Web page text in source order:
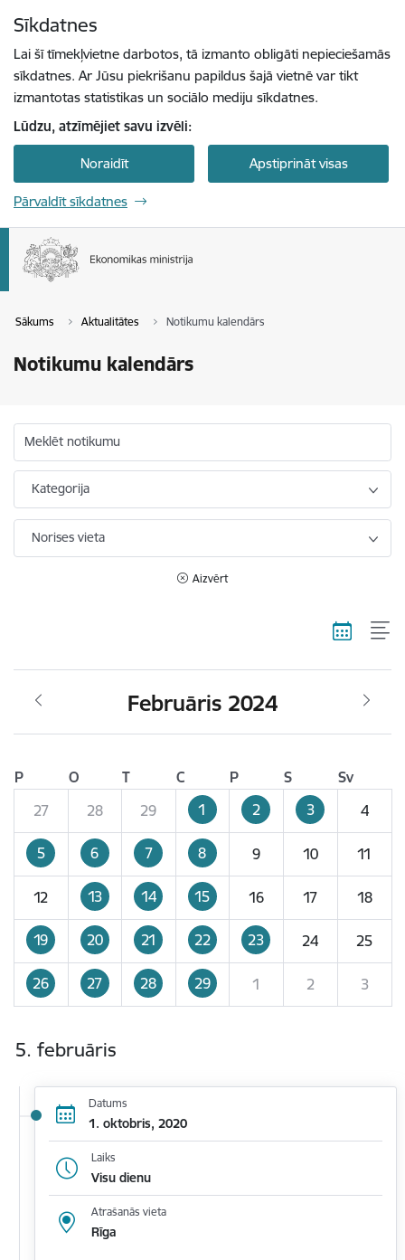
Sīkdatnes
Lai šī tīmekļvietne darbotos, tā izmanto obligāti nepieciešamās
sīkdatnes. Ar Jūsu piekrišanu papildus šajā vietnē var tikt
izmantotas statistikas un sociālo mediju sīkdatnes.
Lūdzu, atzīmējiet savu izvēli:
Noraidīt Apstiprināt visas
Pārvaldīt sīkdatnes
Sākums Aktualitātes Notikumu kalendārs
Notikumu kalendārs
Meklēt notikumu
Kategorija
Norises vieta
Aizvērt
Februāris 2024
P O T C P S
Sv
27
28 29 1 2 3 4
5 6 7 8 9 10 11
12 13 14 15 16 17 18
19 20 21 22 23 24 25
26 27 28 29 1 2 3
5. februāris
Datums
1. oktobris, 2020
Laiks
Visu dienu
Atrašanās vieta
Rīga